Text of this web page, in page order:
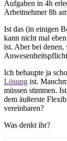
Aufgaben in 4h
Arbeitnehmer 8h
Ist das (in einigen
kann nicht mal
ist. Aber bei
Ich behaupte ja
Lösung ist.
müssen stimmen.
dem äußerste
vereinbaren?
Was denkt ihr?